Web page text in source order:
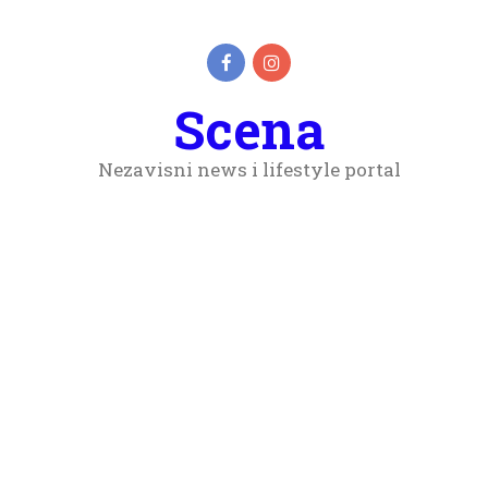
Scena
Nezavisni news i lifestyle portal